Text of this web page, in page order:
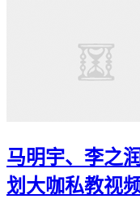
马明宇、李之
划大咖私教视